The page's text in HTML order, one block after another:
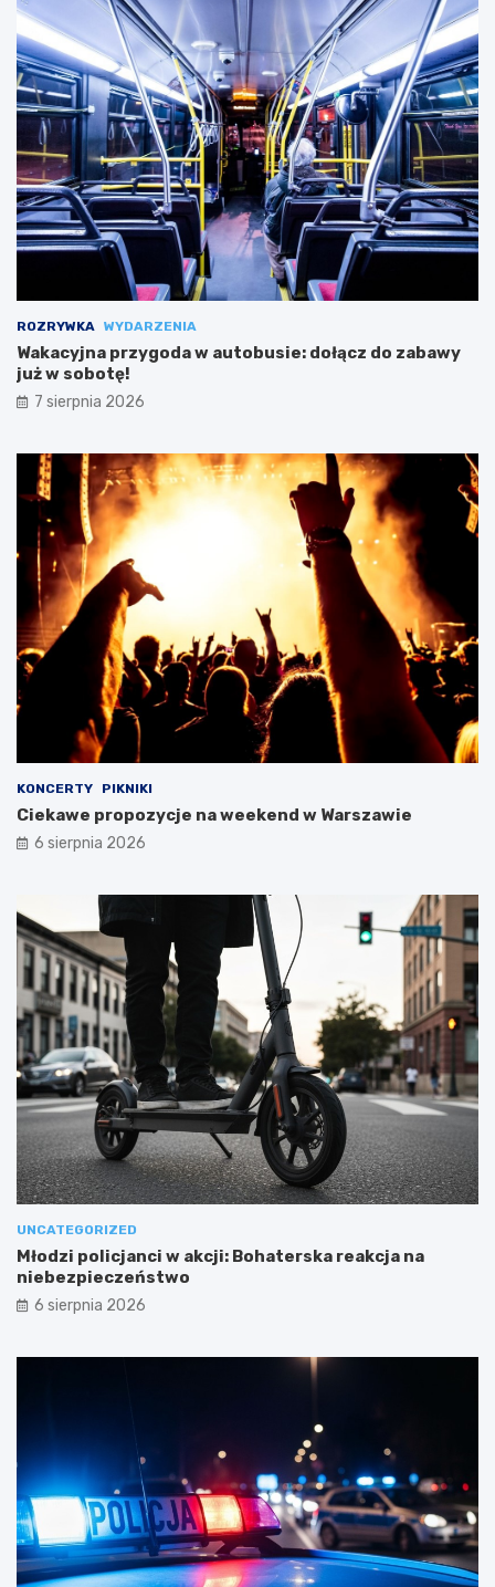
ROZRYWKA WYDARZENIA
Wakacyjna przygoda w autobusie: dołącz do zabawy
już w sobotę!
7 sierpnia 2026
KONCERTY PIKNIKI
Ciekawe propozycje na weekend w Warszawie
6 sierpnia 2026
UNCATEGORIZED
Młodzi policjanci w akcji: Bohaterska reakcja na
niebezpieczeństwo
6 sierpnia 2026